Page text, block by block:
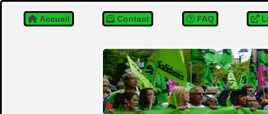
Accueil Contact FAQ